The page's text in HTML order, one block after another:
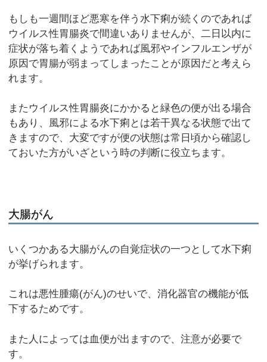
もしも一週間ほど悪寒を伴う水下痢が続くのであれば
ウイルス性胃腸炎で間違いありませんが、二日以内に
症状が落ち着くようであれば風邪やインフルエンザが
原因で胃腸が弱まってしまったことが原因だと考えら
れます。
またウイルス性胃腸炎にかかると緑色の便が出る場合
もあり、風邪による水下痢とは若干異なる状態で出て
きますので、大変ですが便の状態は常日頃から確認し
ておいた方がいざという時の判断に役立ちます。
大腸がん
いくつかある大腸がんの自覚症状の一つとして水下痢
が挙げられます。
これは悪性腫瘍(がん)のせいで、消化器官の機能が低
下するためです。
また人によっては血便が出ますので、注意が必要で
す。